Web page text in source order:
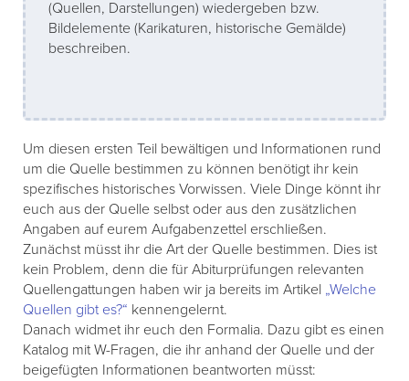
(Quellen, Darstellungen) wiedergeben bzw.
Bildelemente (Karikaturen, historische Gemälde)
beschreiben.
Um diesen ersten Teil bewältigen und Informationen rund
um die Quelle bestimmen zu können benötigt ihr kein
spezifisches historisches Vorwissen. Viele Dinge könnt ihr
euch aus der Quelle selbst oder aus den zusätzlichen
Angaben auf eurem Aufgabenzettel erschließen.
Zunächst müsst ihr die Art der Quelle bestimmen. Dies ist
kein Problem, denn die für Abiturprüfungen relevanten
Quellengattungen haben wir ja bereits im Artikel „Welche
Quellen gibt es?“ kennengelernt.
Danach widmet ihr euch den Formalia. Dazu gibt es einen
Katalog mit W-Fragen, die ihr anhand der Quelle und der
beigefügten Informationen beantworten müsst: